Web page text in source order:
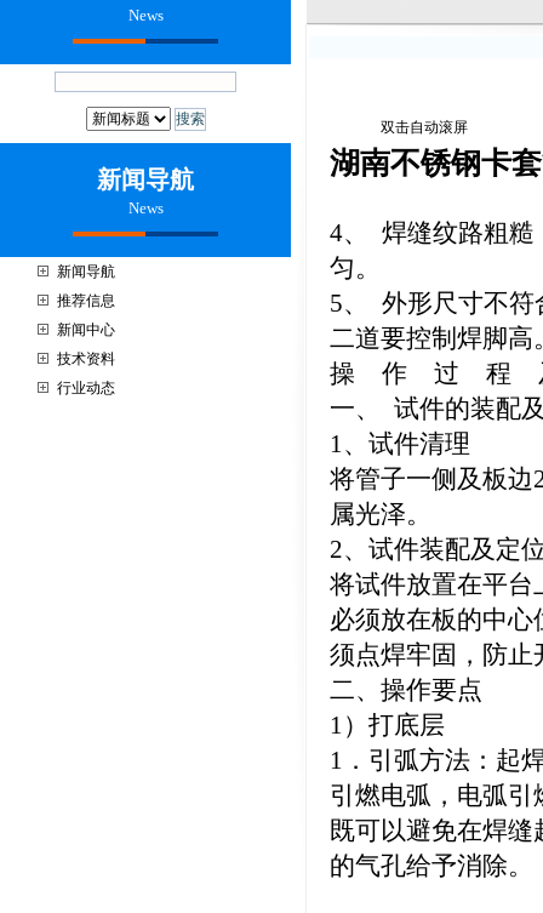
News
新闻导航
News
新闻导航
推荐信息
新闻中心
技术资料
行业动态
双击自动滚屏
湖南不锈钢卡
4、 焊缝纹路粗糙
匀。
5、 外形尺寸不符
二道要控制焊脚高
操 作 过 程
一、 试件的装配
1、试件清理
将管子一侧及板边
属光泽。
2、试件装配及定
将试件放置在平台
必须放在板的中心
须点焊牢固，防止
二、操作要点
1）打底层
1．引弧方法：起
引燃电弧，电弧
既可以避免在焊
的气孔给予消除。